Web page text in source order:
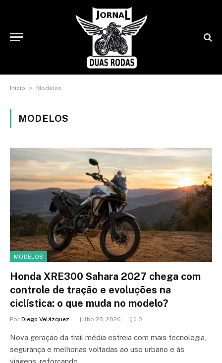
Início » Modelos
MODELOS
MODELOS
Honda XRE300 Sahara 2027 chega com
controle de tração e evoluções na
ciclística: o que muda no modelo?
Por Diego Velázquez julho 28, 2026 0
Nova geração da trail média estreia com mais tecnologia,
segurança e melhorias voltadas ao uso urbano e às
viagens, reforçando…